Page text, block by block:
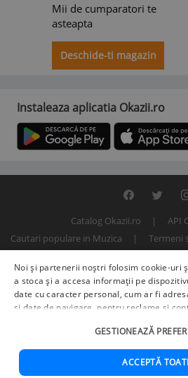
Mii de cumparatori te
asteapta
Deschide-ti magazin
Instaleaza aplicatia Okazii.ro
Catalog Okazii.ro
API
Cautari populare in Muzica
Termeni
© 2000 - 2026 S.C.
Noi și partenerii noștri folosim cookie-uri
a stoca și a accesa informații pe
date cu caracter personal, cum ar fi
și date de navigare, pentru reclame și
îmbunătățirea serviciilor.Furnizori terți
prelucra datele dvs. în aceste și alte
precise de geolocalizare și caracteristici
dvs. se aplică doar acestui site web. Unii
GESTIONEAZĂ
ACCEPTĂ